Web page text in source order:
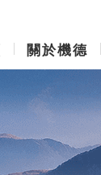
關於機德